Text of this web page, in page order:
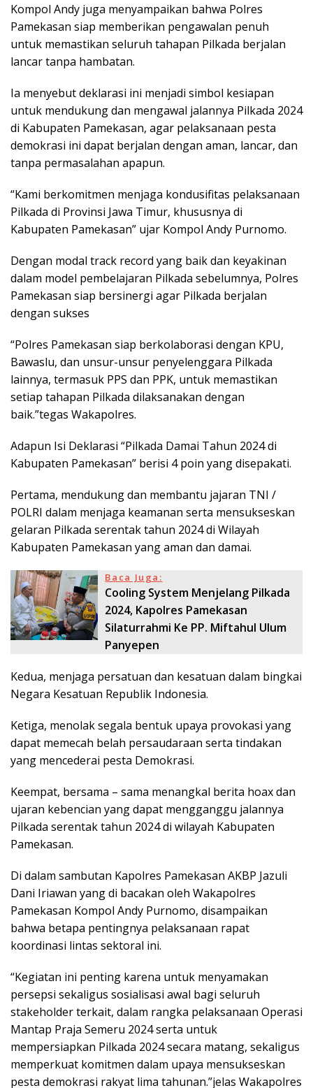
Kompol Andy juga menyampaikan bahwa Polres
Pamekasan siap memberikan pengawalan penuh
untuk memastikan seluruh tahapan Pilkada berjalan
lancar tanpa hambatan.
Ia menyebut deklarasi ini menjadi simbol kesiapan
untuk mendukung dan mengawal jalannya Pilkada 2024
di Kabupaten Pamekasan, agar pelaksanaan pesta
demokrasi ini dapat berjalan dengan aman, lancar, dan
tanpa permasalahan apapun.
“Kami berkomitmen menjaga kondusifitas pelaksanaan
Pilkada di Provinsi Jawa Timur, khususnya di
Kabupaten Pamekasan” ujar Kompol Andy Purnomo.
Dengan modal track record yang baik dan keyakinan
dalam model pembelajaran Pilkada sebelumnya, Polres
Pamekasan siap bersinergi agar Pilkada berjalan
dengan sukses
“Polres Pamekasan siap berkolaborasi dengan KPU,
Bawaslu, dan unsur-unsur penyelenggara Pilkada
lainnya, termasuk PPS dan PPK, untuk memastikan
setiap tahapan Pilkada dilaksanakan dengan
baik.”tegas Wakapolres.
Adapun Isi Deklarasi “Pilkada Damai Tahun 2024 di
Kabupaten Pamekasan” berisi 4 poin yang disepakati.
Pertama, mendukung dan membantu jajaran TNI /
POLRI dalam menjaga keamanan serta mensukseskan
gelaran Pilkada serentak tahun 2024 di Wilayah
Kabupaten Pamekasan yang aman dan damai.
Baca Juga:
Cooling System Menjelang Pilkada
2024, Kapolres Pamekasan
Silaturrahmi Ke PP. Miftahul Ulum
Panyepen
Kedua, menjaga persatuan dan kesatuan dalam bingkai
Negara Kesatuan Republik Indonesia.
Ketiga, menolak segala bentuk upaya provokasi yang
dapat memecah belah persaudaraan serta tindakan
yang mencederai pesta Demokrasi.
Keempat, bersama – sama menangkal berita hoax dan
ujaran kebencian yang dapat mengganggu jalannya
Pilkada serentak tahun 2024 di wilayah Kabupaten
Pamekasan.
Di dalam sambutan Kapolres Pamekasan AKBP Jazuli
Dani Iriawan yang di bacakan oleh Wakapolres
Pamekasan Kompol Andy Purnomo, disampaikan
bahwa betapa pentingnya pelaksanaan rapat
koordinasi lintas sektoral ini.
“Kegiatan ini penting karena untuk menyamakan
persepsi sekaligus sosialisasi awal bagi seluruh
stakeholder terkait, dalam rangka pelaksanaan Operasi
Mantap Praja Semeru 2024 serta untuk
mempersiapkan Pilkada 2024 secara matang, sekaligus
memperkuat komitmen dalam upaya mensukseskan
pesta demokrasi rakyat lima tahunan.”jelas Wakapolres